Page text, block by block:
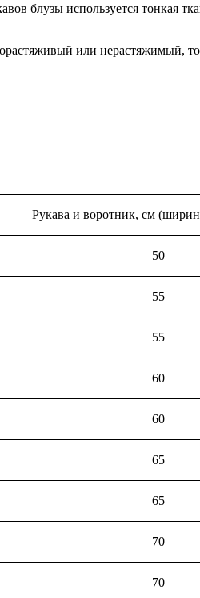
блузы используется тонкая
или нерастяжимый,
Рукава и воротник, см
50
55
55
60
60
65
65
70
70